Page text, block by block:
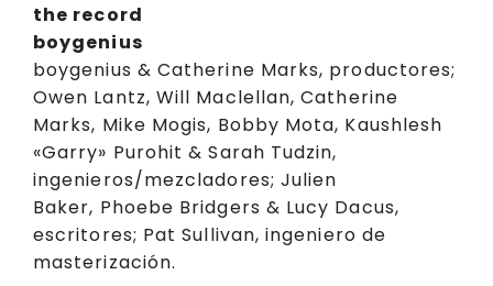
the record
boygenius
boygenius & Catherine Marks, productores;
Owen Lantz, Will Maclellan, Catherine
Marks, Mike Mogis, Bobby Mota, Kaushlesh
«Garry» Purohit & Sarah Tudzin,
ingenieros/mezcladores; Julien
Baker, Phoebe Bridgers & Lucy Dacus,
escritores; Pat Sullivan, ingeniero de
masterización.